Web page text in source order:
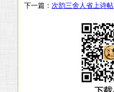
下一篇： 次韵三舍人省上诗帖